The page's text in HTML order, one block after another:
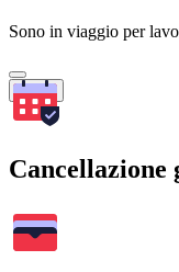
Sono in viaggio per
Cerca
Cancellazione